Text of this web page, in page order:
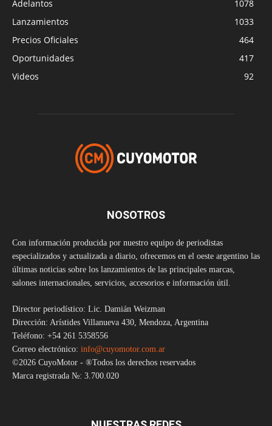
Adelantos
1078
Lanzamientos
1033
Precios Oficiales
464
Oportunidades
417
Videos
92
NOSOTROS
Con información producida por nuestro equipo de periodistas
especializados y actualizada a diario, ofrecemos en el oeste argentino las
últimas noticias sobre los lanzamientos de las principales marcas,
salones internacionales, servicios, accesorios e información útil.
Director periodístico: Lic. Damián Weizman
Dirección: Arístides Villanueva 430, Mendoza, Argentina
Teléfono: +54 261 5358556
Correo electrónico: info@cuyomotor.com.ar
©2026 CuyoMotor - ®Todos los derechos reservados
Marca registrada №: 3.700.020